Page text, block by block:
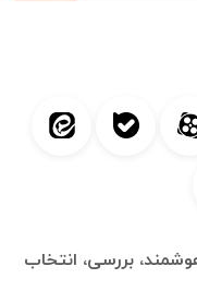
بررسی، انتخاب